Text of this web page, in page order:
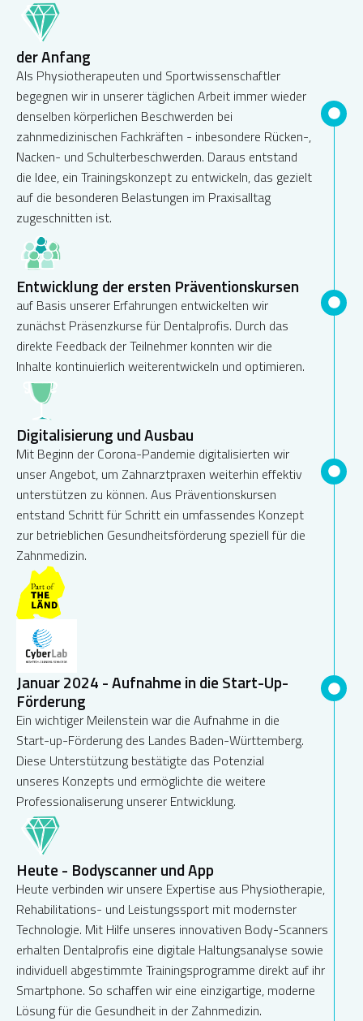
der Anfang
Als Physiotherapeuten und Sportwissenschaftler
begegnen wir in unserer täglichen Arbeit immer wieder
denselben körperlichen Beschwerden bei
zahnmedizinischen Fachkräften - inbesondere Rücken-,
Nacken- und Schulterbeschwerden. Daraus entstand
die Idee, ein Trainingskonzept zu entwickeln, das gezielt
auf die besonderen Belastungen im Praxisalltag
zugeschnitten ist.
Entwicklung der ersten Präventionskursen
auf Basis unserer Erfahrungen entwickelten wir
zunächst Präsenzkurse für Dentalprofis. Durch das
direkte Feedback der Teilnehmer konnten wir die
Inhalte kontinuierlich weiterentwickeln und optimieren.
Digitalisierung und Ausbau
Mit Beginn der Corona-Pandemie digitalisierten wir
unser Angebot, um Zahnarztpraxen weiterhin effektiv
unterstützen zu können. Aus Präventionskursen
entstand Schritt für Schritt ein umfassendes Konzept
zur betrieblichen Gesundheitsförderung speziell für die
Zahnmedizin.
Januar 2024 - Aufnahme in die Start-Up-
Förderung
Ein wichtiger Meilenstein war die Aufnahme in die
Start-up-Förderung des Landes Baden-Württemberg.
Diese Unterstützung bestätigte das Potenzial
unseres Konzepts und ermöglichte die weitere
Professionaliserung unserer Entwicklung.
Heute - Bodyscanner und App
Heute verbinden wir unsere Expertise aus Physiotherapie,
Rehabilitations- und Leistungssport mit modernster
Technologie. Mit Hilfe unseres innovativen Body-Scanners
erhalten Dentalprofis eine digitale Haltungsanalyse sowie
individuell abgestimmte Trainingsprogramme direkt auf ihr
Smartphone. So schaffen wir eine einzigartige, moderne
Lösung für die Gesundheit in der Zahnmedizin.